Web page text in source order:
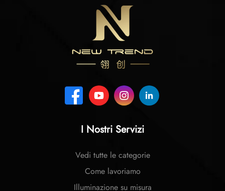
I Nostri Servizi
Vedi tutte le categorie
Come lavoriamo
Illuminazione su misura